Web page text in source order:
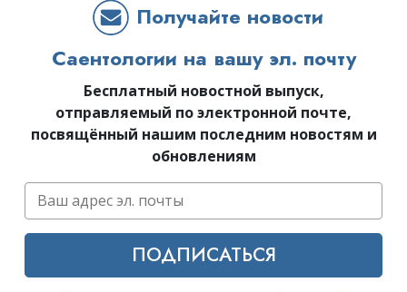
Получайте новости
Саентологии на вашу эл. почту
Бесплатный новостной выпуск,
отправляемый по электронной почте,
посвящённый нашим последним новостям и
обновлениям
ПОДПИСАТЬСЯ